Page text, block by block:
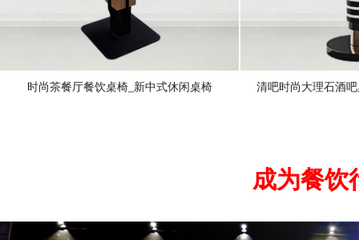
时尚茶餐厅餐饮桌椅_新中式休闲桌椅 清吧时尚大理石酒
成为餐饮